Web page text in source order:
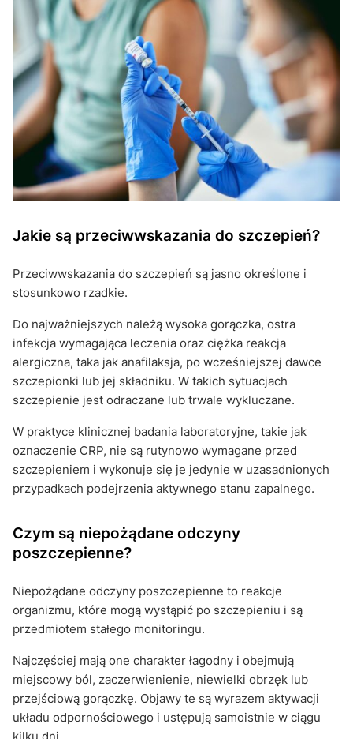
Jakie są przeciwwskazania do szczepień?
Przeciwwskazania do szczepień są jasno określone i
stosunkowo rzadkie.
Do najważniejszych należą wysoka gorączka, ostra
infekcja wymagająca leczenia oraz ciężka reakcja
alergiczna, taka jak anafilaksja, po wcześniejszej dawce
szczepionki lub jej składniku. W takich sytuacjach
szczepienie jest odraczane lub trwale wykluczane.
W praktyce klinicznej badania laboratoryjne, takie jak
oznaczenie CRP, nie są rutynowo wymagane przed
szczepieniem i wykonuje się je jedynie w uzasadnionych
przypadkach podejrzenia aktywnego stanu zapalnego.
Czym są niepożądane odczyny
poszczepienne?
Niepożądane odczyny poszczepienne to reakcje
organizmu, które mogą wystąpić po szczepieniu i są
przedmiotem stałego monitoringu.
Najczęściej mają one charakter łagodny i obejmują
miejscowy ból, zaczerwienienie, niewielki obrzęk lub
przejściową gorączkę. Objawy te są wyrazem aktywacji
układu odpornościowego i ustępują samoistnie w ciągu